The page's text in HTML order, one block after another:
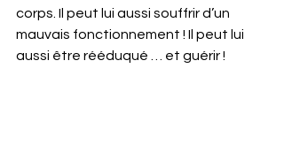
corps. Il peut lui aussi souffrir d’un
mauvais fonctionnement ! Il peut lui
aussi être rééduqué … et guérir !